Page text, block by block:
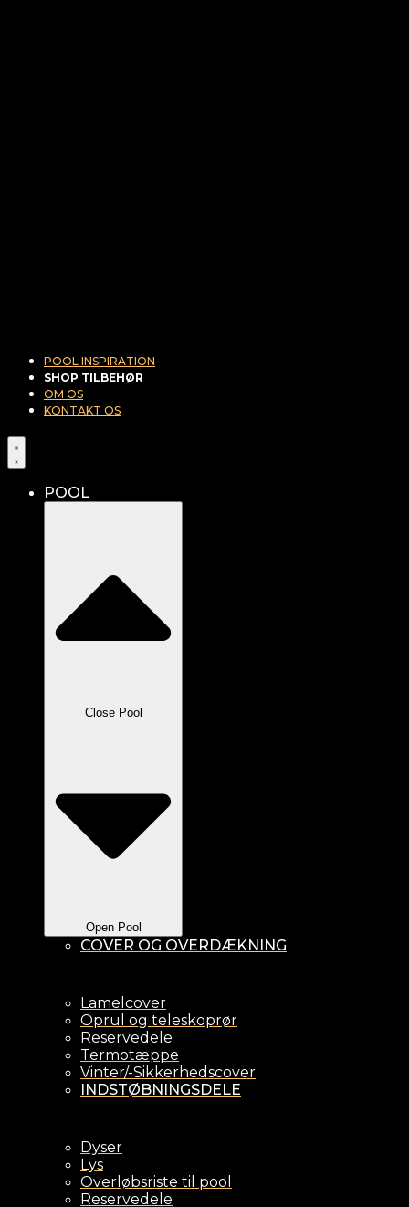
POOL INSPIRATION
SHOP TILBEHØR
OM OS
KONTAKT OS
POOL
Close Pool
Open Pool
COVER OG OVERDÆKNING
Lamelcover
Oprul og teleskoprør
Reservedele
Termotæppe
Vinter/-Sikkerhedscover
INDSTØBNINGSDELE
Dyser
Lys
Overløbsriste til pool
Reservedele